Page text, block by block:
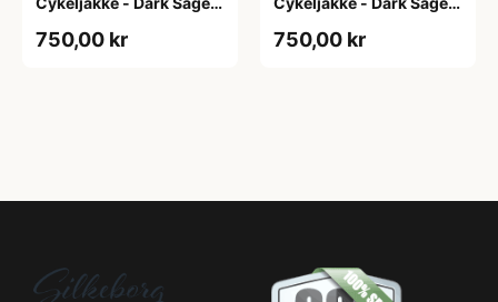
750,00 kr 750,00 kr